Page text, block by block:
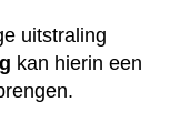
uitstraling
kan hierin een